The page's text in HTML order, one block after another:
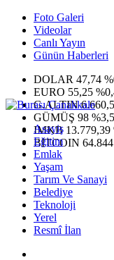
Foto Galeri
Videolar
Canlı Yayın
Günün Haberleri
DOLAR 47,74
EURO 55,25
G.ALTIN
GÜMÜŞ 98
IMKB 13.779,39
BITCOIN 64.844
Asayiş
Eğitim
Emlak
Yaşam
Tarım Ve Sanayi
Belediye
Teknoloji
Yerel
Resmî İlan